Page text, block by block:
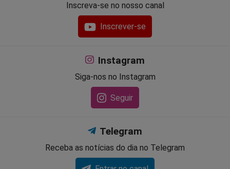
Inscreva-se no nosso canal
Inscrever-se
Instagram
Siga-nos no Instagram
Seguir
Telegram
Receba as notícias do dia no Telegram